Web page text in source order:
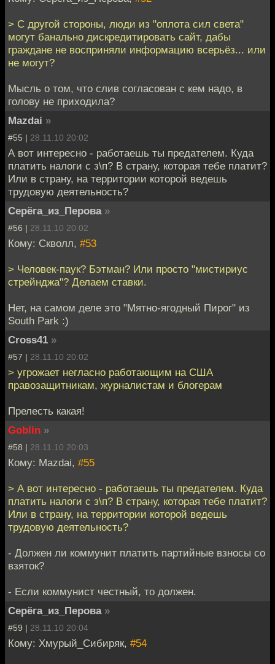
> С другой стороны, люди из "оплота сил света"
могут банально дискредитировать сайт, дабы
граждане не восприняли информацию всерьёз... или
не могут?
Мысль о том, что слив согласован с кем надо, в
голову не приходила?
Mazdai »
#55 | 28.11.10 20:02
А вот интересно - работаешь ты предателем. Куда
платить налоги с з\п? В страну, которая тебе платит?
Или в страну, на территории которой ведешь
трудовую деятельность?
Серёга_из_Перова »
#56 | 28.11.10 20:02
Кому: Скволл, #53
> Человек-паук? Бэтман? Или просто "мистириус
стрейнджа"? Делаем ставки.
Нет, на самом деле это "Мятно-ягодный Пирог" из
South Park :)
Cross41 »
#57 | 28.11.10 20:02
> угрожает негласно работающим на США
правозащитникам, журналистам и блогерам
Прелесть какая!
Goblin »
#58 | 28.11.10 20:03
Кому: Mazdai, #55
> А вот интересно - работаешь ты предателем. Куда
платить налоги с з\п? В страну, которая тебе платит?
Или в страну, на территории которой ведешь
трудовую деятельность?
- Должен ли коммунит платить партийные взносы со
взяток?
- Если коммунист честный, то должен.
Серёга_из_Перова »
#59 | 28.11.10 20:04
Кому: Хмурый_Сибиряк, #54